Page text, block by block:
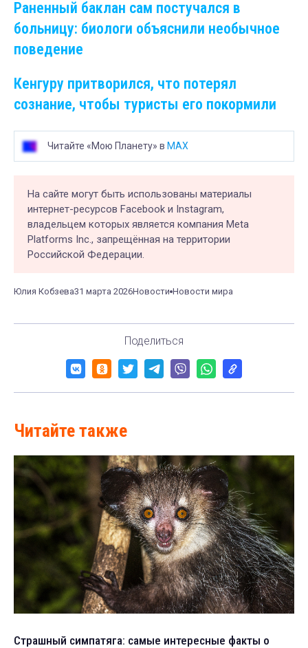
Раненный баклан сам постучался в
больницу: биологи объяснили необычное
поведение
Кенгуру притворился, что потерял
сознание, чтобы туристы его покормили
Читайте «Мою Планету» в MAX
На сайте могут быть использованы материалы
интернет-ресурсов Facebook и Instagram,
владельцем которых является компания Meta
Platforms Inc., запрещённая на территории
Российской Федерации.
Юлия Кобзева31 марта 2026Новости Новости мира
Поделиться
Читайте также
Страшный симпатяга: самые интересные факты о